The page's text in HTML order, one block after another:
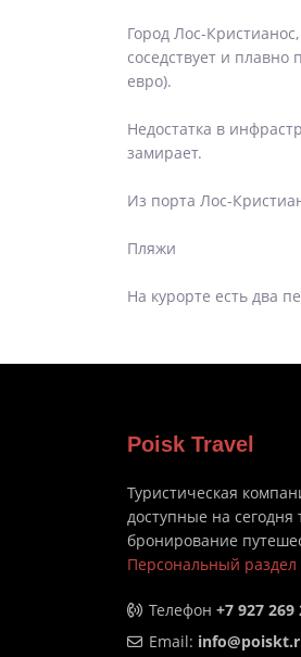
Город Лос-
соседствует и
евро).
Недостатка в
замирает.
Из порта Лос-
Пляжи
На курорте есть два
Poisk Travel
Туристическая
доступные на сегодня
бронирование
Персональный раздел
Телефон +7 927 269
Email: